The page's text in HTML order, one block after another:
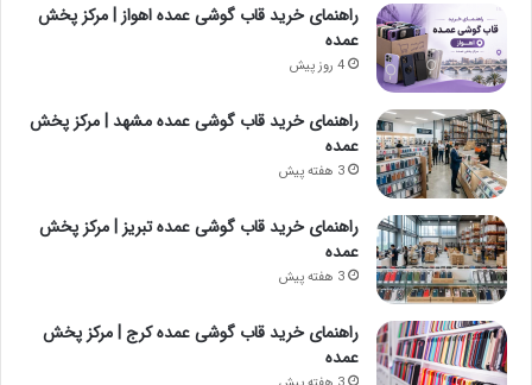
راهنمای خرید قاب گوشی عمده اهواز | مرکز پخش
عمده
4 روز پیش
راهنمای خرید قاب گوشی عمده مشهد | مرکز پخش
عمده
3 هفته پیش
راهنمای خرید قاب گوشی عمده تبریز | مرکز پخش
عمده
3 هفته پیش
راهنمای خرید قاب گوشی عمده کرج | مرکز پخش
عمده